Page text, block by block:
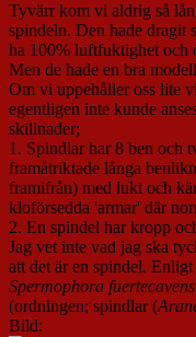
Tyvärr kom vi aldrig så
spindeln. Den hade dragit
ha 100% luftfuktighet och
Men de hade en bra
Om vi uppehåller oss lite
egentligen inte kunde
skillnader;
1. Spindlar har 8 ben och
framåtriktade långa
framifrån) med lukt och
kloförsedda 'armar' där
2. En spindel har kropp
Jag vet inte vad jag ska
att det är en spindel.
Spermophora
(ordningen; spindlar (
Bild: